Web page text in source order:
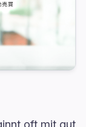
oft mit gut